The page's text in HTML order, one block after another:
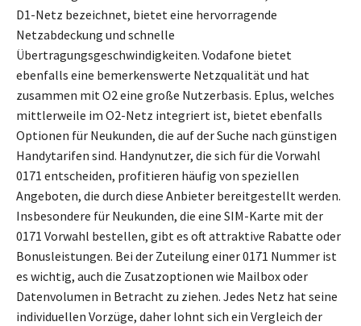
D1-Netz bezeichnet, bietet eine hervorragende
Netzabdeckung und schnelle
Übertragungsgeschwindigkeiten. Vodafone bietet
ebenfalls eine bemerkenswerte Netzqualität und hat
zusammen mit O2 eine große Nutzerbasis. Eplus, welches
mittlerweile im O2-Netz integriert ist, bietet ebenfalls
Optionen für Neukunden, die auf der Suche nach günstigen
Handytarifen sind. Handynutzer, die sich für die Vorwahl
0171 entscheiden, profitieren häufig von speziellen
Angeboten, die durch diese Anbieter bereitgestellt werden.
Insbesondere für Neukunden, die eine SIM-Karte mit der
0171 Vorwahl bestellen, gibt es oft attraktive Rabatte oder
Bonusleistungen. Bei der Zuteilung einer 0171 Nummer ist
es wichtig, auch die Zusatzoptionen wie Mailbox oder
Datenvolumen in Betracht zu ziehen. Jedes Netz hat seine
individuellen Vorzüge, daher lohnt sich ein Vergleich der